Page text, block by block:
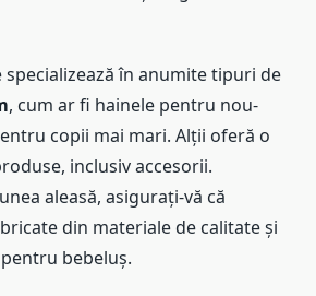
în anumite tipuri de
, cum ar fi hainele pentru nou-
copii mai mari. Alții oferă o
inclusiv accesorii.
aleasă, asigurați-vă că
din materiale de calitate și
bebeluș.